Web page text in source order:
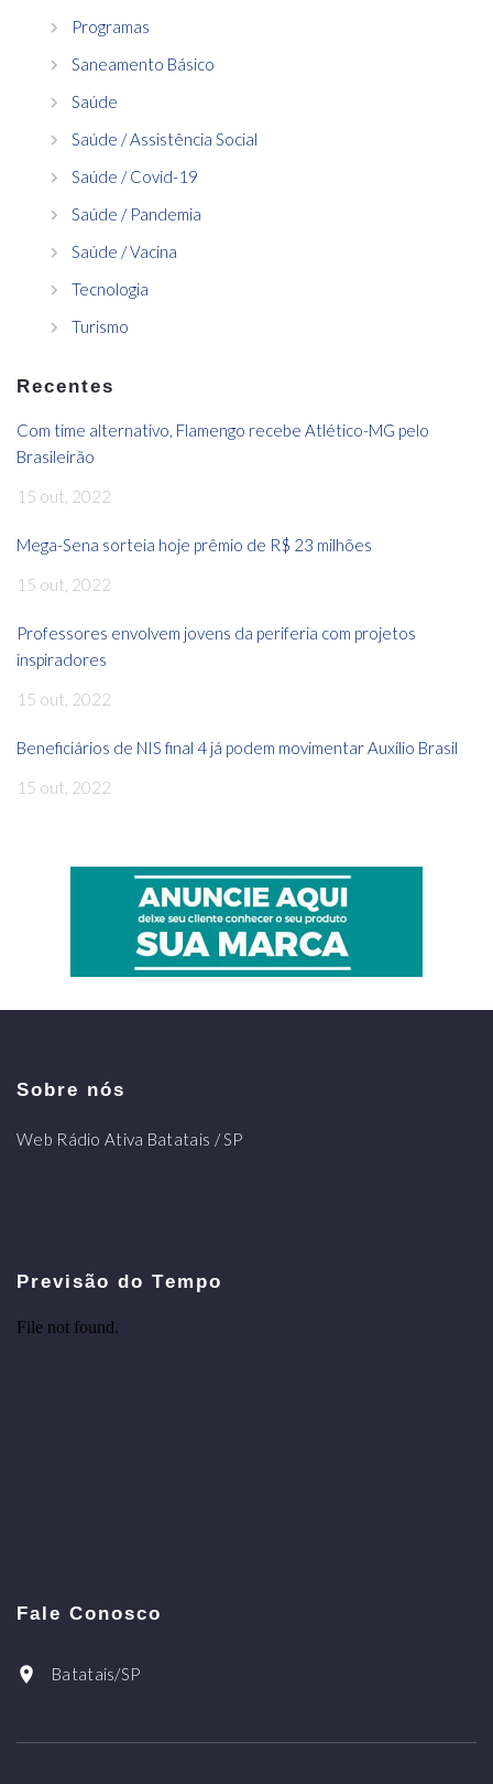
Programas
Saneamento Básico
Saúde
Saúde / Assistência Social
Saúde / Covid-19
Saúde / Pandemia
Saúde / Vacina
Tecnologia
Turismo
Recentes
Com time alternativo, Flamengo recebe Atlético-MG pelo
Brasileirão
15 out, 2022
Mega-Sena sorteia hoje prêmio de R$ 23 milhões
15 out, 2022
Professores envolvem jovens da periferia com projetos
inspiradores
15 out, 2022
Beneficiários de NIS final 4 já podem movimentar Auxílio Brasil
15 out, 2022
Sobre nós
Web Rádio Ativa Batatais / SP
Previsão do Tempo
Fale Conosco
Batatais/SP